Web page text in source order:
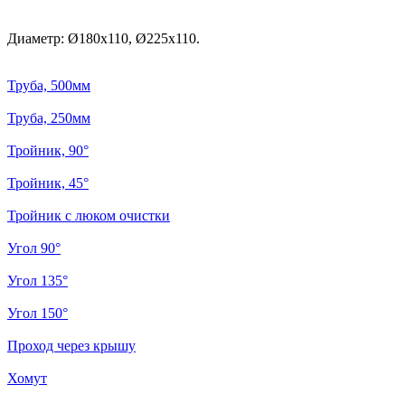
Диаметр: Ø180x110, Ø225x110.
Труба, 500мм
Труба, 250мм
Тройник, 90°
Тройник, 45°
Тройник с люком очистки
Угол 90°
Угол 135°
Угол 150°
Проход через крышу
Хомут